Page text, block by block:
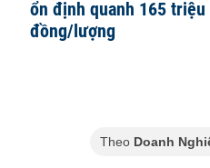
ổn định quanh 165 triệu
đồng/lượng
Theo Doanh